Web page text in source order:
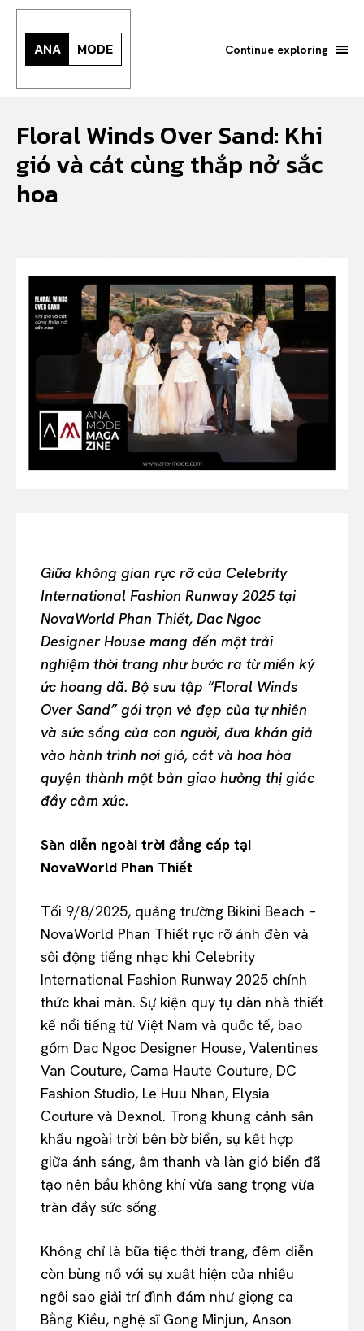
Search your query... Search
Or continue exploring...
All
INTELLIGENCE
FASHION INDUSTRY
BEAUTY UNIVERSE
VIỆT NAM
ANA MODE Continue exploring
Floral Winds Over Sand: Khi
gió và cát cùng thắp nở sắc
hoa
Giữa không gian rực rỡ của Celebrity
International Fashion Runway 2025 tại
NovaWorld Phan Thiết, Dac Ngoc
Designer House mang đến một trải
nghiệm thời trang như bước ra từ miền ký
ức hoang dã. Bộ sưu tập “Floral Winds
Over Sand” gói trọn vẻ đẹp của tự nhiên
và sức sống của con người, đưa khán giả
vào hành trình nơi gió, cát và hoa hòa
quyện thành một bản giao hưởng thị giác
đầy cảm xúc.
Sàn diễn ngoài trời đẳng cấp tại
NovaWorld Phan Thiết
Tối 9/8/2025, quảng trường Bikini Beach –
NovaWorld Phan Thiết rực rỡ ánh đèn và
sôi động tiếng nhạc khi Celebrity
International Fashion Runway 2025 chính
thức khai màn. Sự kiện quy tụ dàn nhà thiết
kế nổi tiếng từ Việt Nam và quốc tế, bao
gồm Dac Ngoc Designer House, Valentines
Van Couture, Cama Haute Couture, DC
Fashion Studio, Le Huu Nhan, Elysia
Couture và Dexnol. Trong khung cảnh sân
khấu ngoài trời bên bờ biển, sự kết hợp
giữa ánh sáng, âm thanh và làn gió biển đã
tạo nên bầu không khí vừa sang trọng vừa
tràn đầy sức sống.
Không chỉ là bữa tiệc thời trang, đêm diễn
còn bùng nổ với sự xuất hiện của nhiều
ngôi sao giải trí đình đám như giọng ca
Bằng Kiều, nghệ sĩ Gong Minjun, Anson